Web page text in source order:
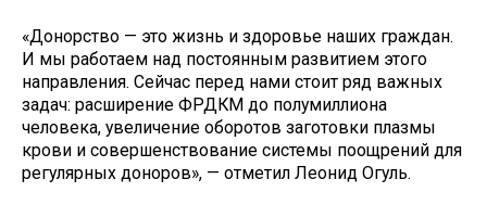
«Донорство — это жизнь и здоровье наших граждан.
И мы работаем над постоянным развитием этого
направления. Сейчас перед нами стоит ряд важных
задач: расширение ФРДКМ до полумиллиона
человека, увеличение оборотов заготовки плазмы
крови и совершенствование системы поощрений для
регулярных доноров», — отметил Леонид Огуль.